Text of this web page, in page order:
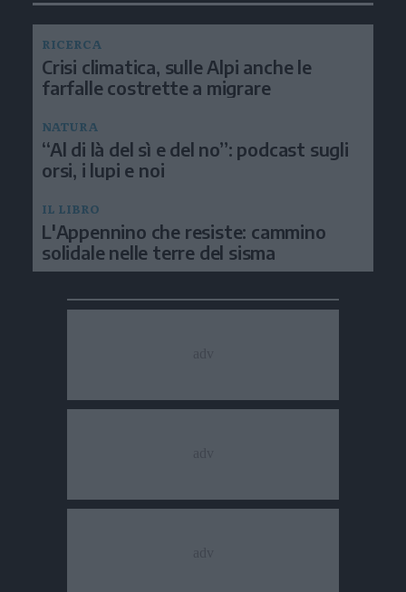
RICERCA
Crisi climatica, sulle Alpi anche le
farfalle costrette a migrare
NATURA
“Al di là del sì e del no”: podcast sugli
orsi, i lupi e noi
IL LIBRO
L'Appennino che resiste: cammino
solidale nelle terre del sisma